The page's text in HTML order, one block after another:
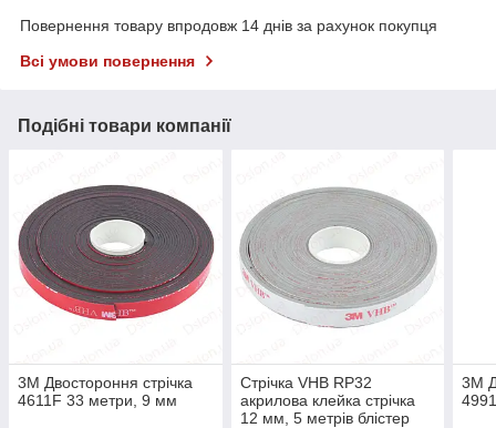
Повернення товару впродовж 14 днів за рахунок покупця
Всі умови повернення
Подібні товари компанії
3М Двостороння стрічка
4611F 33 метри, 9 мм
Стрічка VHB RP32
акрилова клейка стрічка
12 мм, 5 метрів блістер
3М